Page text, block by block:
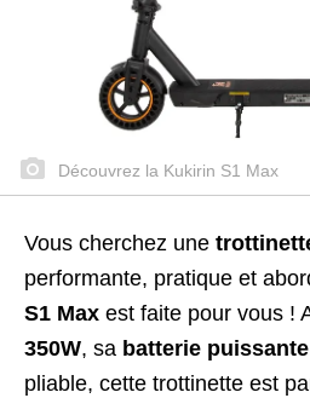
Découvrez la Kukirin S1 Max
Vous cherchez une
performante, pratique et
S1 Max est faite pour vous !
350W, sa batterie puissante
pliable, cette trottinette est